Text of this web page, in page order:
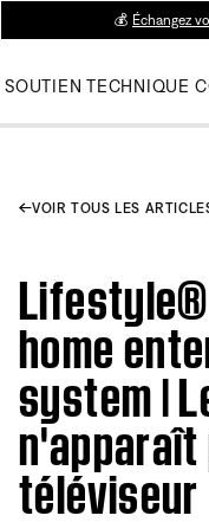
💰 Échangez
SOUTIEN TECHNIQUE
VOIR TOUS LES
Lifestyle®
home
system |
n'apparaît
téléviseur